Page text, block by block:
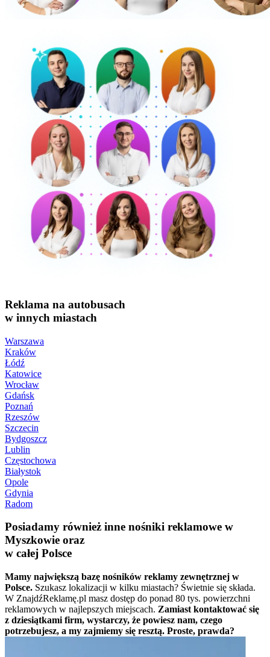
Reklama na autobusach
w innych miastach
Warszawa
Kraków
Łódź
Katowice
Wrocław
Gdańsk
Poznań
Rzeszów
Szczecin
Bydgoszcz
Lublin
Częstochowa
Białystok
Opole
Gdynia
Radom
Posiadamy również inne nośniki reklamowe w
Myszkowie oraz
w całej Polsce
Mamy największą bazę nośników reklamy zewnętrznej w
Polsce. Szukasz lokalizacji w kilku miastach? Świetnie się składa.
W ZnajdźReklamę.pl masz dostęp do ponad 80 tys. powierzchni
reklamowych w najlepszych miejscach. Zamiast kontaktować się
z dziesiątkami firm, wystarczy, że powiesz nam, czego
potrzebujesz, a my zajmiemy się resztą. Proste, prawda?